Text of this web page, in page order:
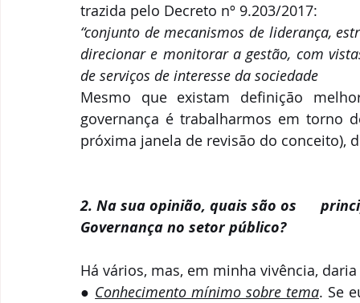
trazida pelo Decreto nº 9.203/2017:
“conjunto de mecanismos de liderança,
direcionar e monitorar a gestão, com
de serviços de interesse da sociedade
Mesmo que existam definição
governança é trabalharmos em torno
próxima janela de revisão do conceito),
2. Na sua opinião, quais são os
Governança no setor público?
Há vários, mas, em minha vivência,
● Conhecimento mínimo sobre tema. Se